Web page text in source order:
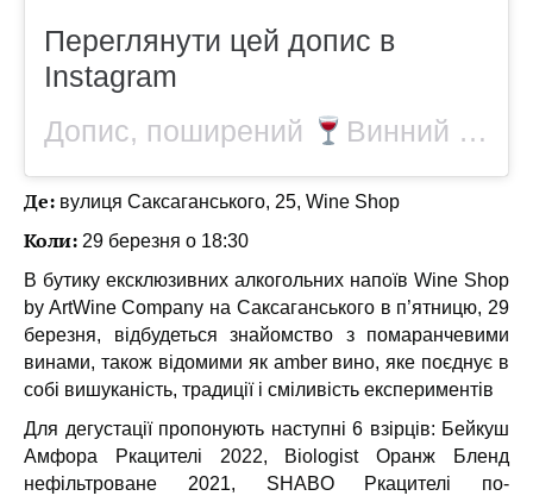
Переглянути цей допис в
Instagram
Допис, поширений
Винний бутик «WINE shop» (@wineshop.kyiv)
Де: вулиця Саксаганського, 25, Wine Shop
Коли: 29 березня о 18:30
В бутику ексклюзивних алкогольних напоїв Wine Shop
by ArtWine Company на Саксаганського в п’ятницю, 29
березня, відбудеться знайомство з помаранчевими
винами, також відомими як amber вино, яке поєднує в
собі вишуканість, традиції і сміливість експериментів
Для дегустації пропонують наступні 6 взірців: Бейкуш
Амфора Ркацителі 2022, Biologist Оранж Бленд
нефільтроване 2021, SHABО Ркацителі по-